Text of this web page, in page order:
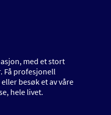
med et stort
Få profesjonell
besøk et av våre
hele livet.